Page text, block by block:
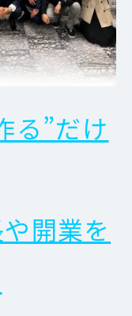
る”だけ
開業を